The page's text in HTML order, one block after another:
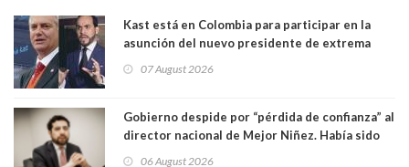
Kast está en Colombia para participar en la
asunción del nuevo presidente de extrema
07 August 2026
Gobierno despide por “pérdida de confianza” al
director nacional de Mejor Niñez. Había sido
06 August 2026